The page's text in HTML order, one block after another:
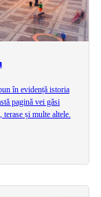
în evidență istoria
pagină vei găsi
terase și multe altele.